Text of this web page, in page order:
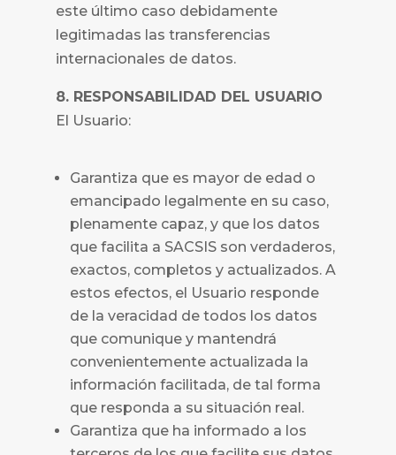
este último caso debidamente
legitimadas las transferencias
internacionales de datos.
8. RESPONSABILIDAD DEL USUARIO
El Usuario:
Garantiza que es mayor de edad o
emancipado legalmente en su caso,
plenamente capaz, y que los datos
que facilita a SACSISson verdaderos,
exactos, completos y actualizados. A
estos efectos, el Usuario responde
de la veracidad de todos los datos
que comunique y mantendrá
convenientemente actualizada la
información facilitada, de tal forma
que responda a su situación real.
Garantiza que ha informado a los